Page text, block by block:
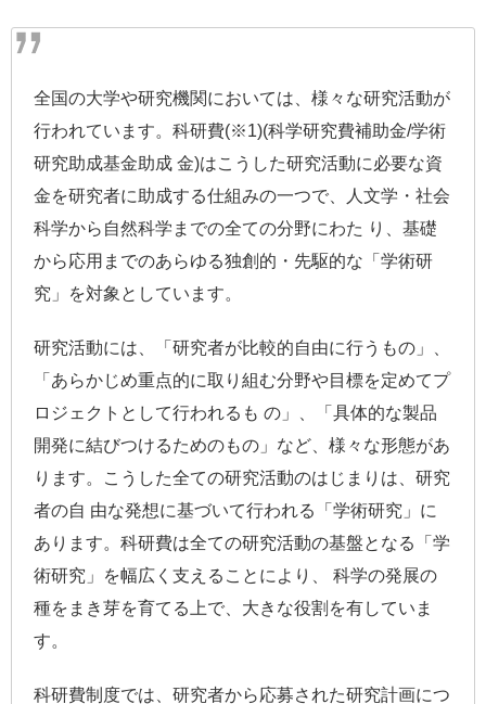
全国の大学や研究機関においては、様々な研究活動が
行われています。科研費(※1)(科学研究費補助金/学術
研究助成基金助成 金)はこうした研究活動に必要な資
金を研究者に助成する仕組みの一つで、人文学・社会
科学から自然科学までの全ての分野にわた り、基礎
から応用までのあらゆる独創的・先駆的な「学術研
究」を対象としています。
研究活動には、「研究者が比較的自由に行うもの」、
「あらかじめ重点的に取り組む分野や目標を定めてプ
ロジェクトとして行われるも の」、「具体的な製品
開発に結びつけるためのもの」など、様々な形態があ
ります。こうした全ての研究活動のはじまりは、研究
者の自 由な発想に基づいて行われる「学術研究」に
あります。科研費は全ての研究活動の基盤となる「学
術研究」を幅広く支えることにより、 科学の発展の
種をまき芽を育てる上で、大きな役割を有していま
す。
科研費制度では、研究者から応募された研究計画につ